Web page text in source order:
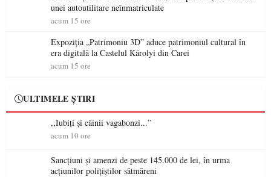
unei autoutilitare neînmatriculate
acum 15 ore
Expoziția „Patrimoniu 3D” aduce patrimoniul cultural în
era digitală la Castelul Károlyi din Carei
acum 15 ore
ULTIMELE ȘTIRI
,,Iubiți și câinii vagabonzi...”
acum 10 ore
Sancțiuni și amenzi de peste 145.000 de lei, în urma
acțiunilor polițiștilor sătmăreni